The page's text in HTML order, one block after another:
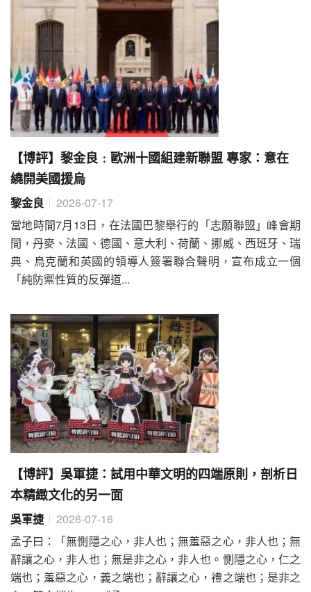
【博評】黎金良﹕歐洲十國組建新聯盟 專家：意在
繞開美國援烏
黎金良
2026-07-17
當地時間7月13日，在法國巴黎舉行的「志願聯盟」峰會期
間，丹麥、法國、德國、意大利、荷蘭、挪威、西班牙、瑞
典、烏克蘭和英國的領導人簽署聯合聲明，宣布成立一個
「純防禦性質的反彈道...
【博評】吳軍捷：試用中華文明的四端原則，剖析日
本精緻文化的另一面
吳軍捷
2026-07-16
孟子曰：「無惻隱之心，非人也；無羞惡之心，非人也；無
辭讓之心，非人也；無是非之心，非人也。惻隱之心，仁之
端也；羞惡之心，義之端也；辭讓之心，禮之端也；是非之